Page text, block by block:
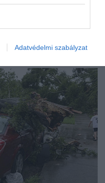
Adatvédelmi szabályzat